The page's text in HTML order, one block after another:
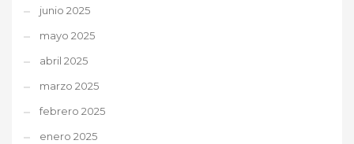
junio 2025
mayo 2025
abril 2025
marzo 2025
febrero 2025
enero 2025